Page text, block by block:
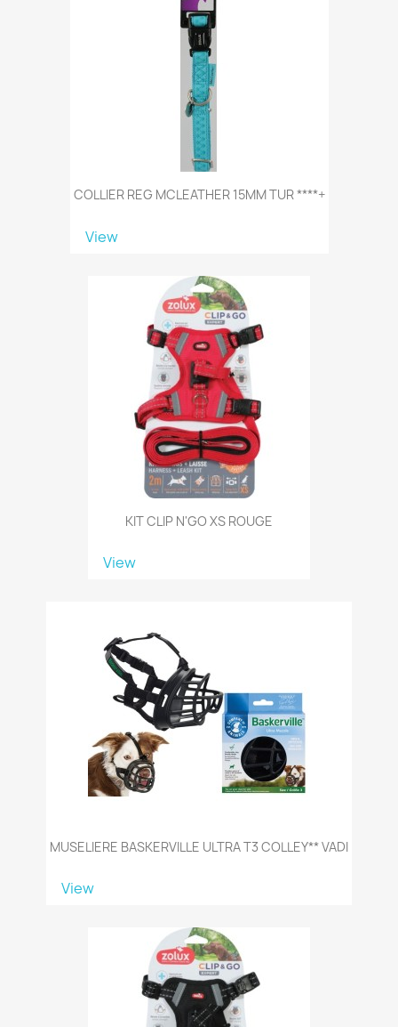
COLLIER REG MCLEATHER 15MM TUR ****+
View
KIT CLIP N'GO XS ROUGE
View
MUSELIERE BASKERVILLE ULTRA T3 COLLEY** VADI
View